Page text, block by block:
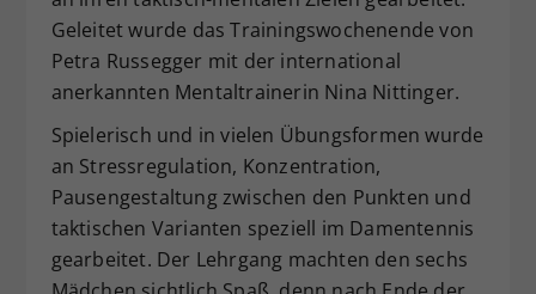
Geleitet wurde das Trainingswochenende von
Petra Russegger mit der international
anerkannten Mentaltrainerin Nina Nittinger.
Spielerisch und in vielen Übungsformen wurde
an Stressregulation, Konzentration,
Pausengestaltung zwischen den Punkten und
taktischen Varianten speziell im Damentennis
gearbeitet. Der Lehrgang machten den sechs